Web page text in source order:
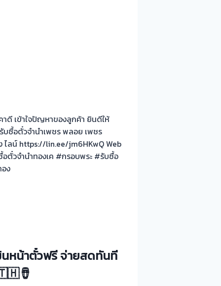
ดี เข้าใจปัญหาของลูกค้า ยินดีให้
ซื้อตั๋วจำนำเพชร พลอย เพชร
ไลน์ https://lin.ee/jm6HKwQ Web
วจำนำทองเค #กรอบพระ #รับซื้อ
ง
นหน้าตั๋วฟรี จ่ายสดทันที